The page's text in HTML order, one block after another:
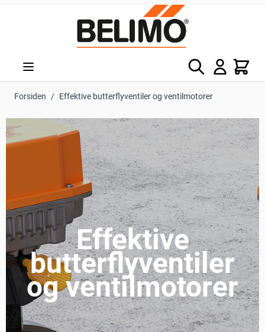
Søg Kurv
Forsiden / Effektive butterflyventiler og ventilmotorer
Effektive
butterflyventiler
og ventilmotorer